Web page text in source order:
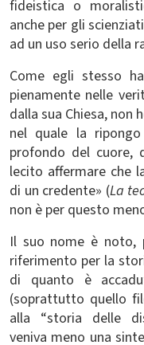
fideistica o
anche per gli
ad un uso serio della
Come egli stesso
pienamente nelle
dalla sua Chiesa, non
nel quale la
profondo del cuore,
lecito affermare che
di un credente» (La
non è per questo
Il suo nome è noto,
riferimento per la
di quanto è
(soprattutto quello
alla “storia delle
veniva meno una